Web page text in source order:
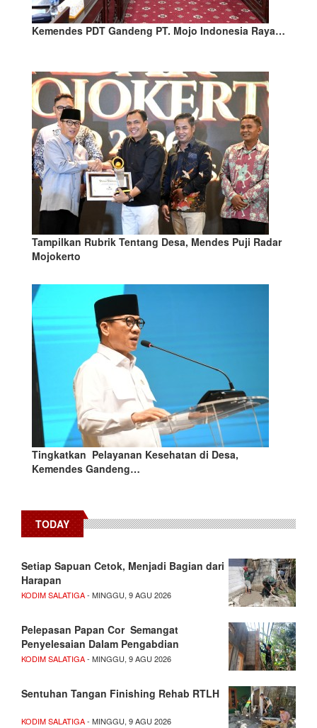
Kemendes PDT Gandeng PT. Mojo Indonesia Raya…
Tampilkan Rubrik Tentang Desa, Mendes Puji Radar
Mojokerto
Tingkatkan Pelayanan Kesehatan di Desa,
Kemendes Gandeng…
TODAY
Setiap Sapuan Cetok, Menjadi Bagian dari
Harapan
KODIM SALATIGA- MINGGU, 9 AGU 2026
Pelepasan Papan Cor Semangat
Penyelesaian Dalam Pengabdian
KODIM SALATIGA- MINGGU, 9 AGU 2026
Sentuhan Tangan Finishing Rehab RTLH
KODIM SALATIGA- MINGGU, 9 AGU 2026